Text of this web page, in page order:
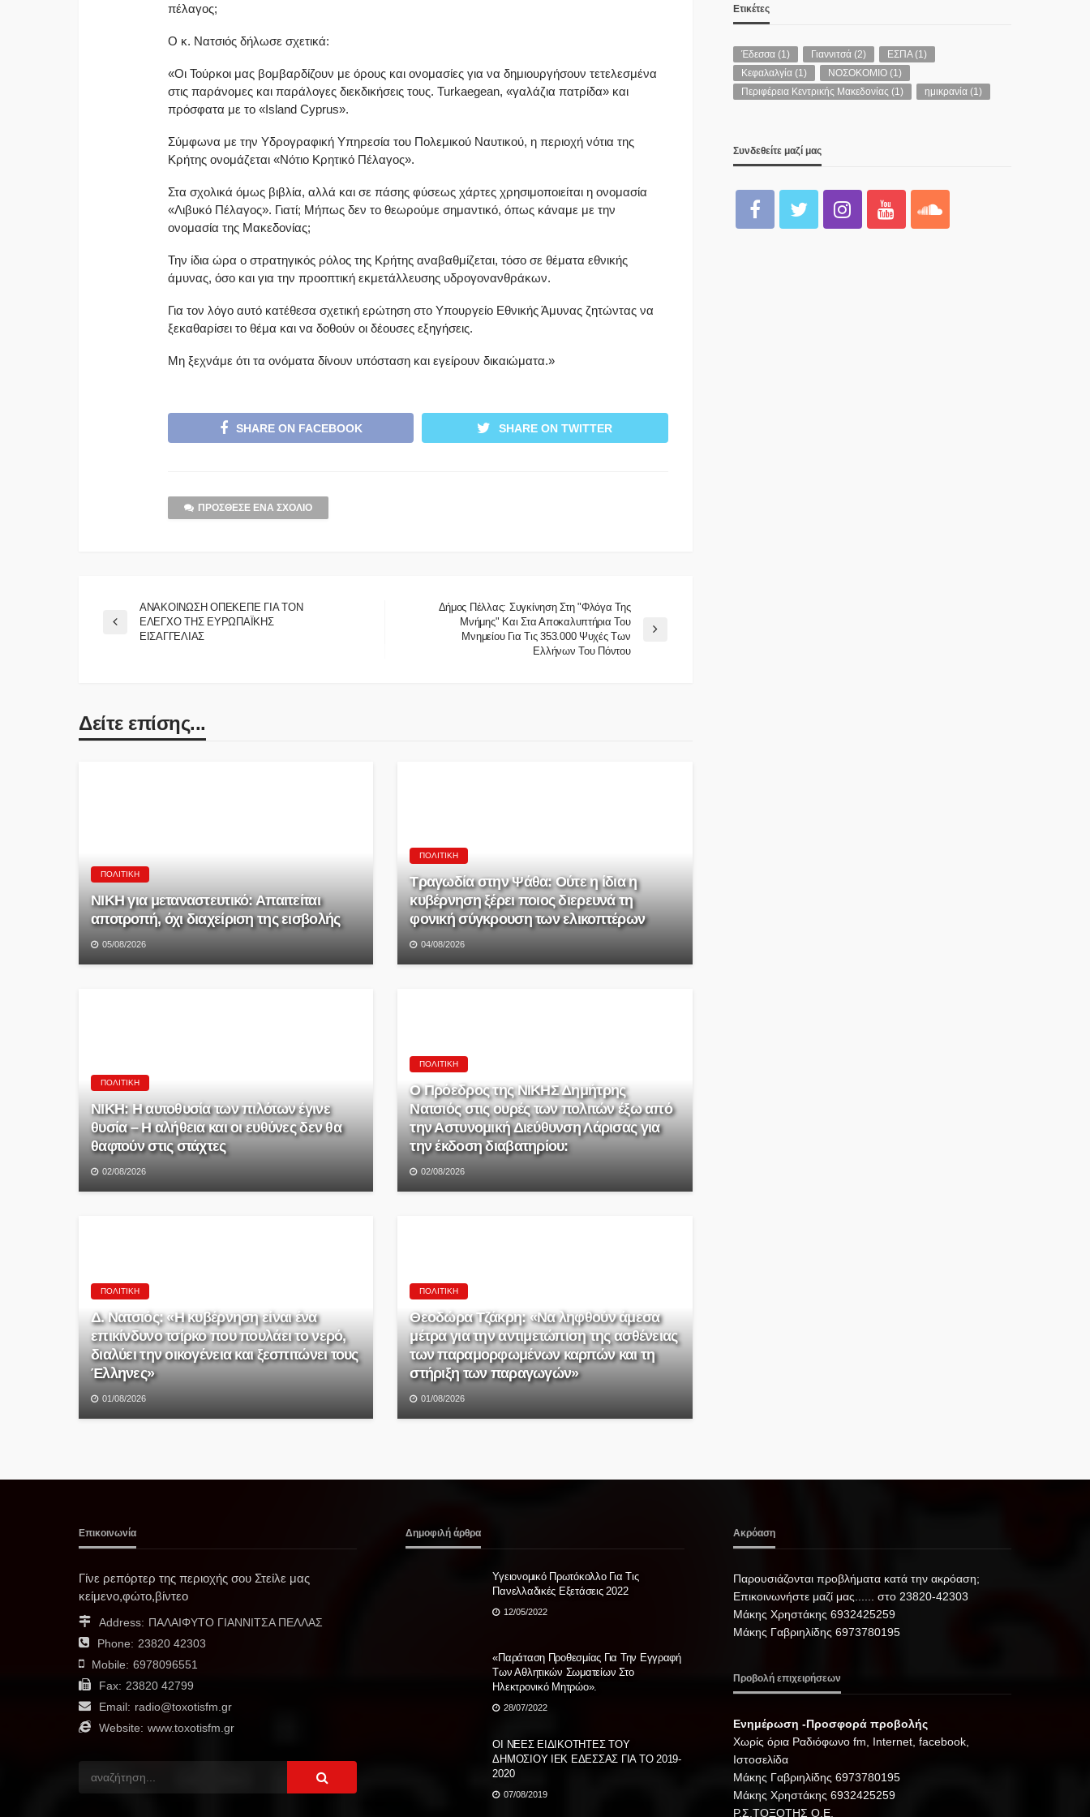
πέλαγος;
Ο κ. Νατσιός δήλωσε σχετικά:
«Οι Τούρκοι μας βομβαρδίζουν με όρους και ονομασίες για να δημιουργήσουν τετελεσμένα
στις παράνομες και παράλογες διεκδικήσεις τους. Turkaegean, «γαλάζια πατρίδα» και
πρόσφατα με το «Island Cyprus».
Σύμφωνα με την Υδρογραφική Υπηρεσία του Πολεμικού Ναυτικού, η περιοχή νότια της
Κρήτης ονομάζεται «Νότιο Κρητικό Πέλαγος».
Στα σχολικά όμως βιβλία, αλλά και σε πάσης φύσεως χάρτες χρησιμοποιείται η ονομασία
«Λιβυκό Πέλαγος». Γιατί; Μήπως δεν το θεωρούμε σημαντικό, όπως κάναμε με την
ονομασία της Μακεδονίας;
Την ίδια ώρα ο στρατηγικός ρόλος της Κρήτης αναβαθμίζεται, τόσο σε θέματα εθνικής
άμυνας, όσο και για την προοπτική εκμετάλλευσης υδρογονανθράκων.
Για τον λόγο αυτό κατέθεσα σχετική ερώτηση στο Υπουργείο Εθνικής Άμυνας ζητώντας να
ξεκαθαρίσει το θέμα και να δοθούν οι δέουσες εξηγήσεις.
Μη ξεχνάμε ότι τα ονόματα δίνουν υπόσταση και εγείρουν δικαιώματα.»
SHARE ON FACEBOOK SHARE ON TWITTER
ΠΡΌΣΘΕΣΕ ΈΝΑ ΣΧΌΛΙΟ
ΑΝΑΚΟΙΝΩΣΗ ΟΠΕΚΕΠΕ ΓΙΑ ΤΟΝ
ΕΛΕΓΧΟ ΤΗΣ ΕΥΡΩΠΑΪΚΗΣ
ΕΙΣΑΓΓΕΛΙΑΣ
Δήμος Πέλλας: Συγκίνηση Στη "Φλόγα Της
Μνήμης" Και Στα Αποκαλυπτήρια Του
Μνημείου Για Τις 353.000 Ψυχές Των
Ελλήνων Του Πόντου
Δείτε επίσης...
ΠΟΛΙΤΙΚΉ
ΝΙΚΗ για μεταναστευτικό: Απαιτείται
αποτροπή, όχι διαχείριση της εισβολής
05/08/2026
ΠΟΛΙΤΙΚΉ
Τραγωδία στην Ψάθα: Ούτε η ίδια η
κυβέρνηση ξέρει ποιος διερευνά τη
φονική σύγκρουση των ελικοπτέρων
04/08/2026
ΠΟΛΙΤΙΚΉ
ΝΙΚΗ: Η αυτοθυσία των πιλότων έγινε
θυσία – Η αλήθεια και οι ευθύνες δεν θα
θαφτούν στις στάχτες
02/08/2026
ΠΟΛΙΤΙΚΉ
Ο Πρόεδρος της ΝΙΚΗΣ Δημήτρης
Νατσιός στις ουρές των πολιτών έξω από
την Αστυνομική Διεύθυνση Λάρισας για
την έκδοση διαβατηρίου:
02/08/2026
ΠΟΛΙΤΙΚΉ
Δ. Νατσιός: «Η κυβέρνηση είναι ένα
επικίνδυνο τσίρκο που πουλάει το νερό,
διαλύει την οικογένεια και ξεσπιτώνει τους
Έλληνες»
01/08/2026
ΠΟΛΙΤΙΚΉ
Θεοδώρα Τζάκρη: «Να ληφθούν άμεσα
μέτρα για την αντιμετώπιση της ασθένειας
των παραμορφωμένων καρπών και τη
στήριξη των παραγωγών»
01/08/2026
Ετικέτες
Έδεσσα(1) Γιαννιτσά(2) ΕΣΠΑ(1)
Κεφαλαλγία(1) ΝΟΣΟΚΟΜΙΟ(1)
Περιφέρεια Κεντρικής Μακεδονίας (1) ημικρανία(1)
Συνδεθείτε μαζί μας
Επικοινωνία
Γίνε ρεπόρτερ της περιοχής σου Στείλε μας
κείμενο,φώτο,βίντεο
Address: ΠΑΛΑΙΦΥΤΟ ΓΙΑΝΝΙΤΣΑ ΠΕΛΛΑΣ
Phone: 23820 42303
Mobile: 6978096551
Fax: 23820 42799
Email: radio@toxotisfm.gr
Website: www.toxotisfm.gr
Δημοφιλή άρθρα
Υγειονομικό Πρωτόκολλο Για Τις
Πανελλαδικές Εξετάσεις 2022
12/05/2022
«Παράταση Προθεσμίας Για Την Εγγραφή
Των Αθλητικών Σωματείων Στο
Ηλεκτρονικό Μητρώο».
28/07/2022
ΟΙ ΝΕΕΣ ΕΙΔΙΚΟΤΗΤΕΣ ΤΟΥ
ΔΗΜΟΣΙΟΥ ΙΕΚ ΕΔΕΣΣΑΣ ΓΙΑ ΤΟ 2019-
2020
07/08/2019
Ακρόαση
Παρουσιάζονται προβλήματα κατά την ακρόαση;
Επικοινωνήστε μαζί μας...... στο 23820-42303
Μάκης Χρηστάκης 6932425259
Μάκης Γαβριηλίδης 6973780195
Προβολή επιχειρήσεων
Ενημέρωση -Προσφορά προβολής
Xωρίς όρια Ραδιόφωνο fm, Internet, facebook,
Ιστοσελίδα
Μάκης Γαβριηλίδης 6973780195
Μάκης Χρηστάκης 6932425259
Ρ.Σ.ΤΟΞΟΤΗΣ Ο.Ε.